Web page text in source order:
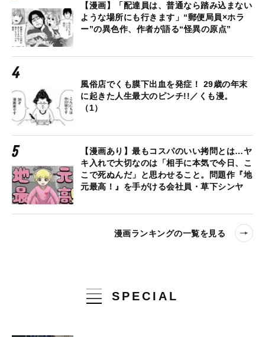
【漫画】「配達員は、普通なら踏み込まない
ような場所にも行きます」“郵便局員×ホラ
ー”の異色作、作者が語る“怪異の原点”
風俗店でくも膜下出血を発症！ 29歳の年末
に起きた人生最大のピンチ!!／くも漫。
（1）
【漫画あり】最もコスパのいい拷問とは…ヤ
キ入れで大切なのは「相手に本気で今日、こ
こで死ぬんだ」と思わせること。問題作『地
元最高！』を手がける会社員・草下シンヤ
漫画ランキングの一覧を見る
SPECIAL